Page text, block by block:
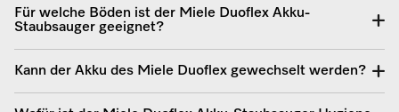
Für welche Böden ist der Miele Duoflex Akku-
Staubsauger geeignet?
Kann der Akku des Miele Duoflex gewechselt werden?